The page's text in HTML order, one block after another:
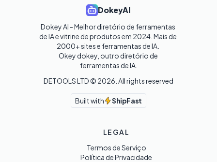
DokeyAI
Dokey AI - Melhor diretório de ferramentas
de IA e vitrine de produtos em 2024. Mais de
2000+ sites e ferramentas de IA.
Okey dokey, outro diretório de
ferramentas de IA.
DETOOLS LTD © 2026 . All rights reserved
Built with ShipFast
LEGAL
Termos de Serviço
Política de Privacidade